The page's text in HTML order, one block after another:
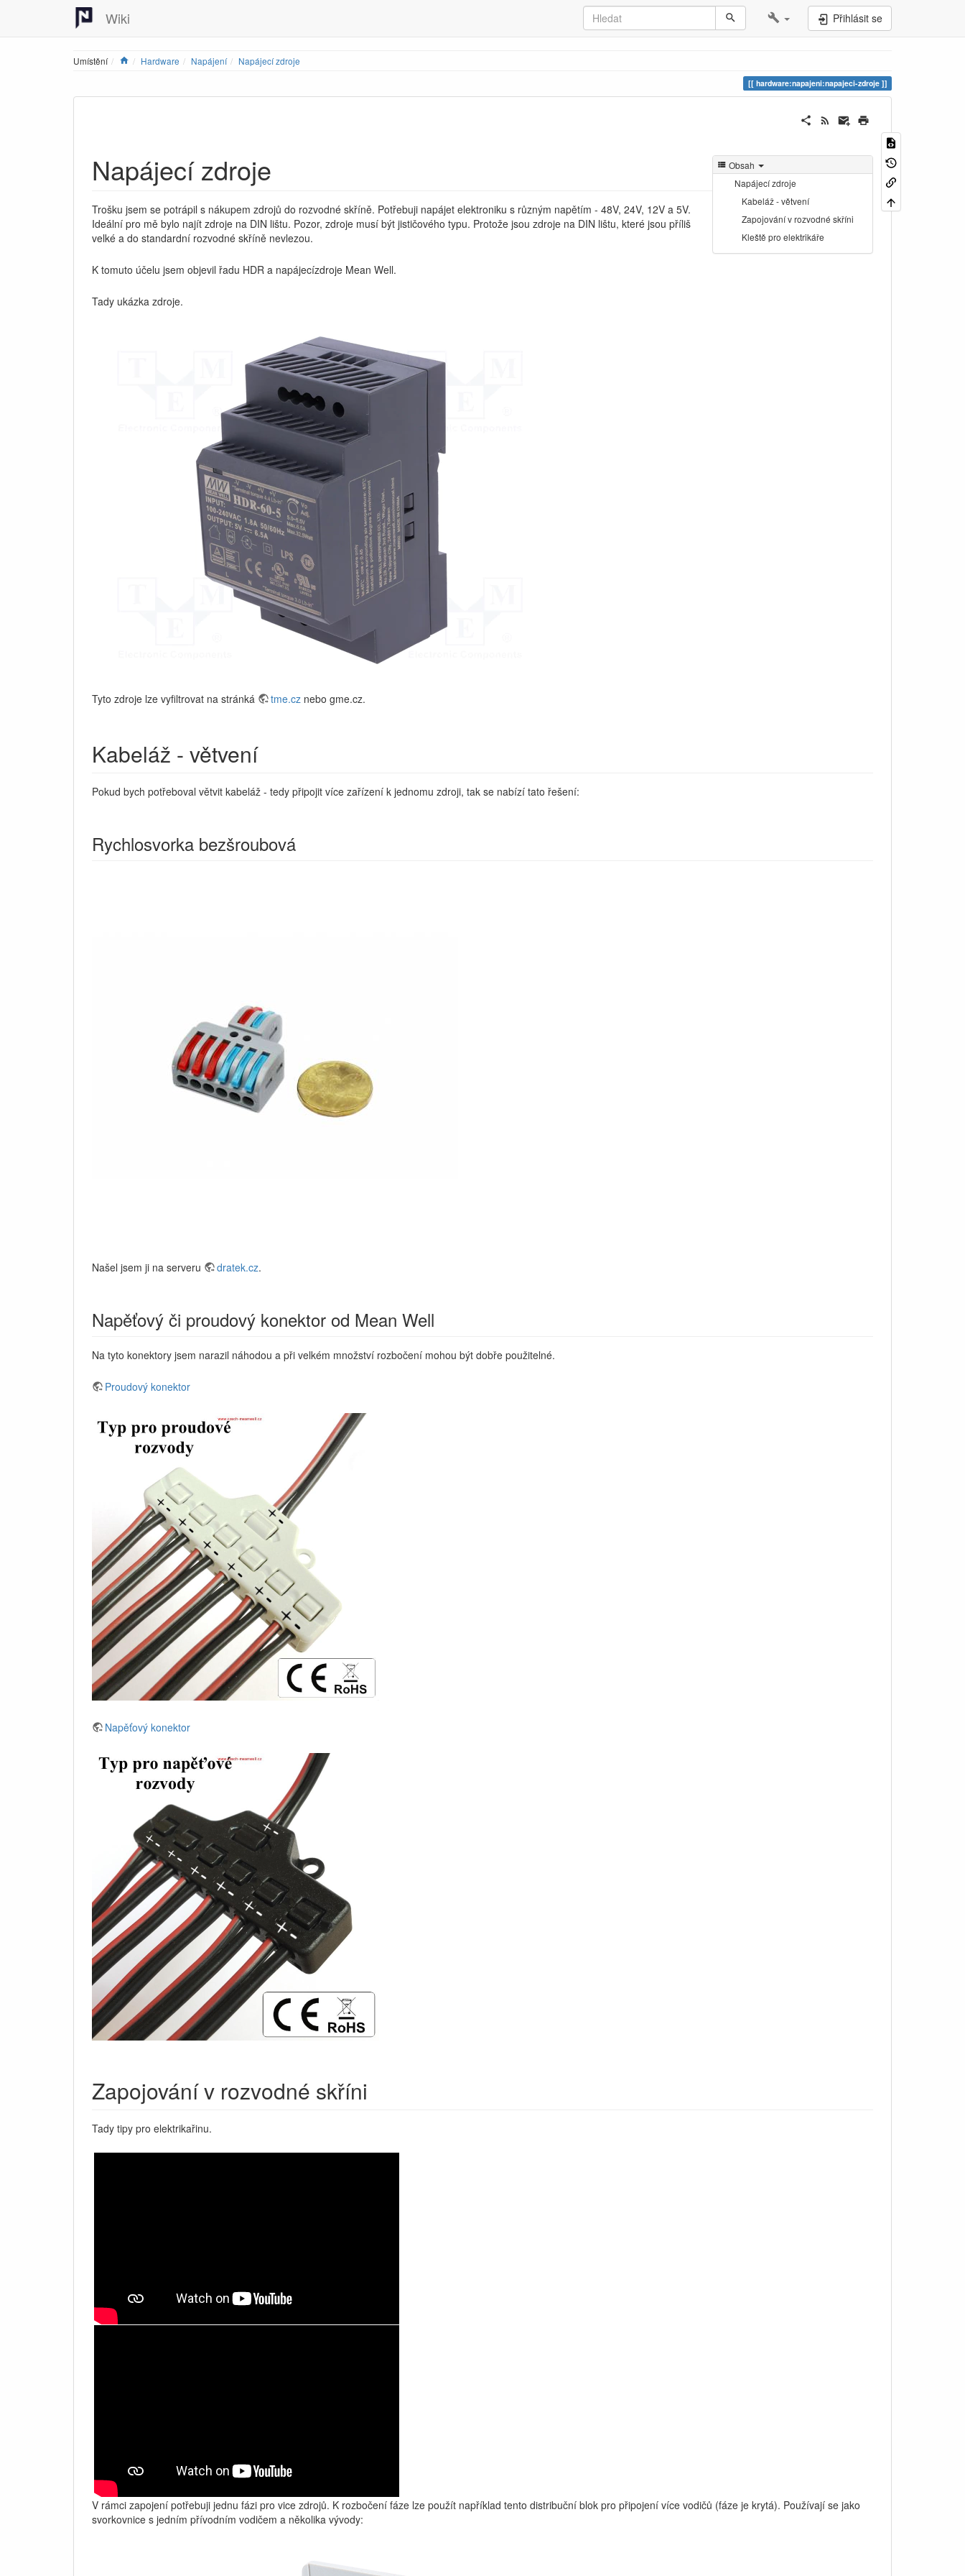
Wiki Přihlásit se
Umístění Home
Hardware Napájení Napájecí zdroje
hardware:napajeni:napajeci-zdroje
Obsah
Napájecí zdroje
Kabeláž - větvení
Zapojování v rozvodné skříni
Kleště pro elektrikáře
Napájecí zdroje
Trošku jsem se potrápil s nákupem zdrojů do rozvodné skříně. Potřebuji napájet elektroniku s různým napětím - 48V, 24V, 12V a 5V.
Ideální pro mě bylo najít zdroje na DIN lištu. Pozor, zdroje musí být jističového typu. Protože jsou zdroje na DIN lištu, které jsou příliš
velké a do standardní rozvodné skříně nevlezou.
K tomuto účelu jsem objevil řadu HDR a napájecízdroje Mean Well.
Tady ukázka zdroje.
Tyto zdroje lze vyfiltrovat na stránká tme.cz nebo gme.cz.
Kabeláž - větvení
Pokud bych potřeboval větvit kabeláž - tedy připojit více zařízení k jednomu zdroji, tak se nabízí tato řešení:
Rychlosvorka bezšroubová
Našel jsem ji na serveru dratek.cz.
Napěťový či proudový konektor od Mean Well
Na tyto konektory jsem narazil náhodou a při velkém množství rozbočení mohou být dobře použitelné.
Proudový konektor
Napěťový konektor
Zapojování v rozvodné skříni
Tady tipy pro elektrikařinu.
V rámci zapojení potřebuji jednu fázi pro vice zdrojů. K rozbočení fáze lze použít například tento distribuční blok pro připojení více vodičů (fáze je krytá). Používají se jako
svorkovnice s jedním přívodním vodičem a několika vývody: